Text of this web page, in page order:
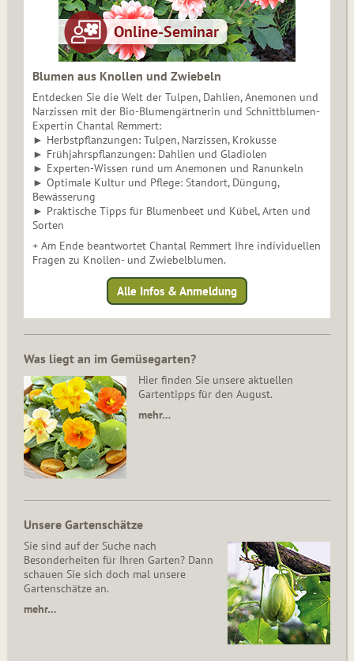
Blumen aus Knollen und Zwiebeln
Entdecken Sie die Welt der Tulpen, Dahlien, Anemonen und
Narzissen mit der Bio-Blumengärtnerin und Schnittblumen-
Expertin Chantal Remmert:
► Herbstpflanzungen: Tulpen, Narzissen, Krokusse
► Frühjahrspflanzungen: Dahlien und Gladiolen
► Experten-Wissen rund um Anemonen und Ranunkeln
► Optimale Kultur und Pflege: Standort, Düngung,
Bewässerung
► Praktische Tipps für Blumenbeet und Kübel, Arten und
Sorten
+ Am Ende beantwortet Chantal Remmert Ihre individuellen
Fragen zu Knollen- und Zwiebelblumen.
Alle Infos & Anmeldung
Was liegt an im Gemüsegarten?
Hier finden Sie unsere aktuellen
Gartentipps für den August.
mehr…
Unsere Gartenschätze
Sie sind auf der Suche nach
Besonderheiten für Ihren Garten? Dann
schauen Sie sich doch mal unsere
Gartenschätze an.
mehr…